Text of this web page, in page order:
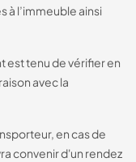
à l’immeuble ainsi
est tenu de vérifier en
avec la
en cas de
convenir d'un rendez